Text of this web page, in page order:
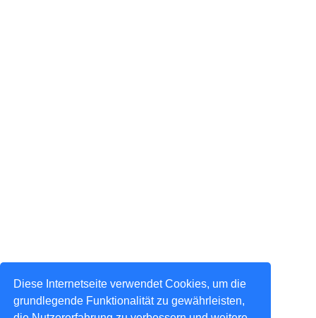
Diese Internetseite verwendet Cookies, um die
grundlegende Funktionalität zu gewährleisten,